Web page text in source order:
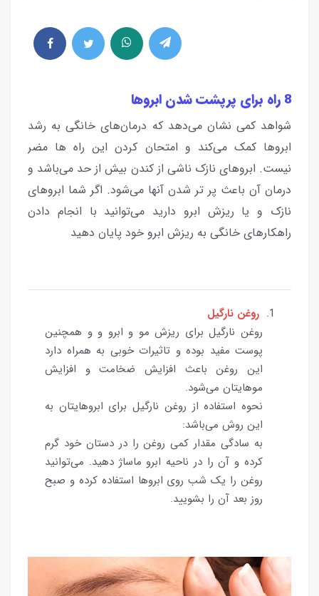
8 راه برای پرپشت شدن ابروها
شواهد کمی نشان می‌دهد که درمان‌های خانگی به رشد
ابروها کمک می‌کند و امتحان کردن این راه ها مضر
نیست. ابروهای نازک ناشی از کندن بیش از حد می‌باشد و
درمان آن باعث پر تر شدن آنها می‌شود. اگر شما ابروهای
نازک و یا ریزش ابرو دارید می‌توانید با انجام دادن
راهکارهای خانگی به ریزش ابرو خود پایان دهید
روغن نارگیل
روغن نارگیل برای ریزش مو و ابرو و و همچنین
پوست مفید بوده و تاثیرات خوبی به همراه دارد
این روغن باعث افزایش ضخامت و افزایش
موهایتان می‌شود.
نحوه استفاده از روغن نارگیل برای ابروهایتان به
این روش می‌باشد:
به سادگی مقدار کمی روغن را در دستان خود گرم
کرده و آن را در ناحیه ابرو ماساژ دهید. می‌توانید
روغن را یک شب روی ابروها استفاده کرده و صبح
روز بعد آن را بشویید.